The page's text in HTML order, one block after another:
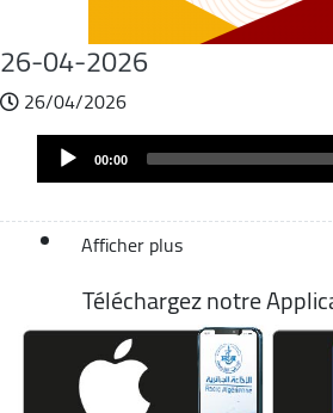
26-04-2026
26/04/2026
Fichier
Audio
Player 00:00
Afficher plus
Téléchargez notre